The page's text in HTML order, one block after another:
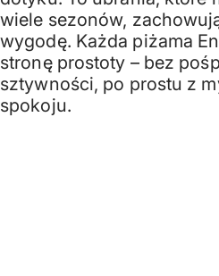
wiele sezonów,
wygodę. Każda piżama
stronę prostoty – bez
sztywności, po prostu z
spokoju.